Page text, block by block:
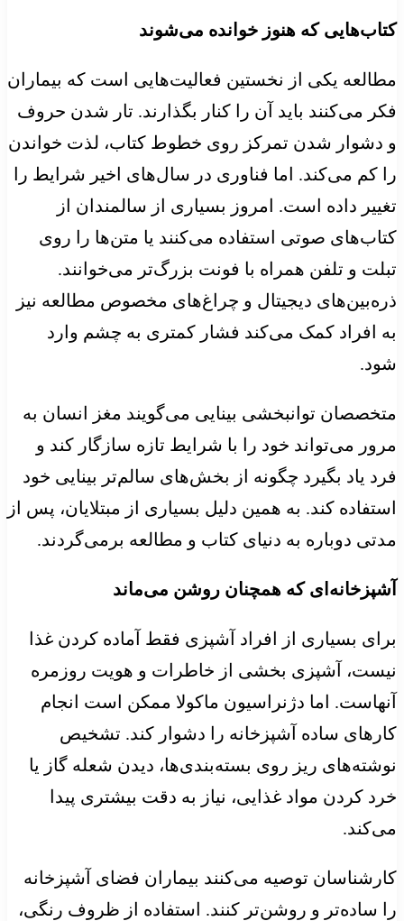
کتاب‌هایی که هنوز خوانده می‌شوند
مطالعه یکی از نخستین فعالیت‌هایی است که بیماران
فکر می‌کنند باید آن را کنار بگذارند. تار شدن حروف
و دشوار شدن تمرکز روی خطوط کتاب، لذت خواندن
را کم می‌کند. اما فناوری در سال‌های اخیر شرایط را
تغییر داده است. امروز بسیاری از سالمندان از
کتاب‌های صوتی استفاده می‌کنند یا متن‌ها را روی
تبلت و تلفن همراه با فونت بزرگ‌تر می‌خوانند.
ذره‌بین‌های دیجیتال و چراغ‌های مخصوص مطالعه نیز
به افراد کمک می‌کند فشار کمتری به چشم وارد
شود.
متخصصان توانبخشی بینایی می‌گویند مغز انسان به
مرور می‌تواند خود را با شرایط تازه سازگار کند و
فرد یاد بگیرد چگونه از بخش‌های سالم‌تر بینایی خود
استفاده کند. به همین دلیل بسیاری از مبتلایان، پس از
مدتی دوباره به دنیای کتاب و مطالعه برمی‌گردند.
آشپزخانه‌ای که همچنان روشن می‌ماند
برای بسیاری از افراد آشپزی فقط آماده کردن غذا
نیست، آشپزی بخشی از خاطرات و هویت روزمره
آنهاست. اما دژنراسیون ماکولا ممکن است انجام
کارهای ساده آشپزخانه را دشوار کند. تشخیص
نوشته‌های ریز روی بسته‌بندی‌ها، دیدن شعله گاز یا
خرد کردن مواد غذایی، نیاز به دقت بیشتری پیدا
می‌کند.
کارشناسان توصیه می‌کنند بیماران فضای آشپزخانه
را ساده‌تر و روشن‌تر کنند. استفاده از ظروف رنگی،